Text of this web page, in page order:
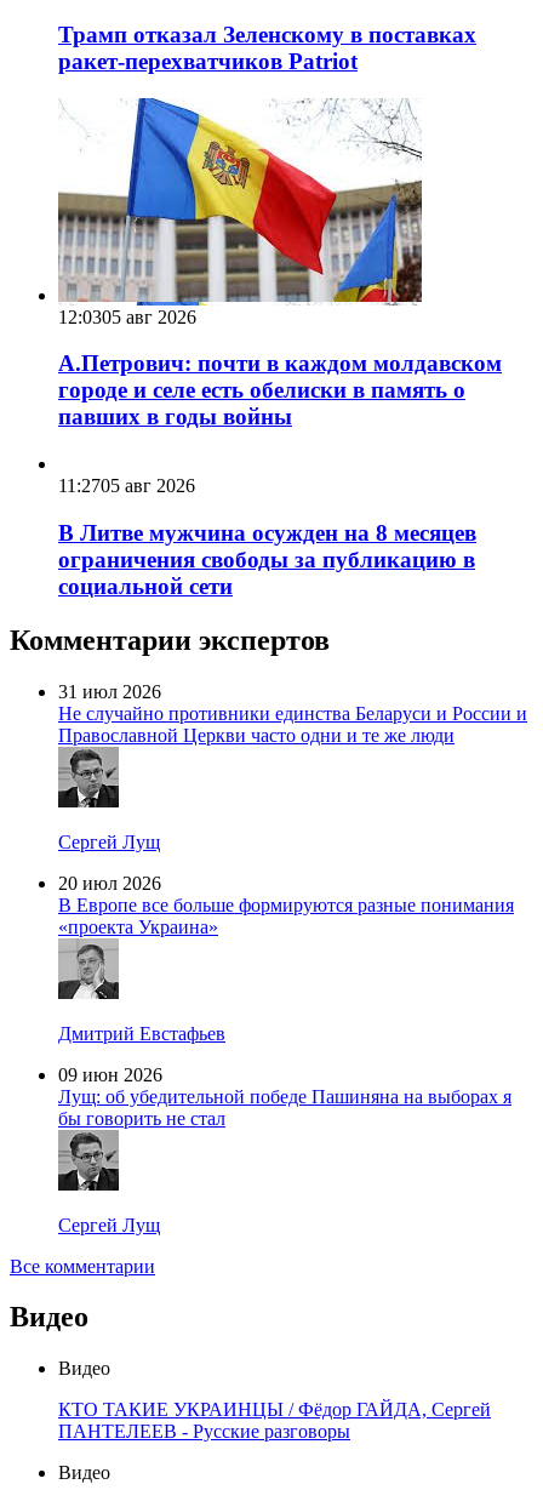
Трамп отказал Зеленскому в поставках
ракет-перехватчиков Patriot
12:0305 авг 2026
А.Петрович: почти в каждом молдавском
городе и селе есть обелиски в память о
павших в годы войны
11:2705 авг 2026
В Литве мужчина осужден на 8 месяцев
ограничения свободы за публикацию в
социальной сети
Комментарии экспертов
31 июл 2026
Не случайно противники единства Беларуси и России и
Православной Церкви часто одни и те же люди
Сергей Лущ
20 июл 2026
В Европе все больше формируются разные понимания
«проекта Украина»
Дмитрий Евстафьев
09 июн 2026
Лущ: об убедительной победе Пашиняна на выборах я
бы говорить не стал
Сергей Лущ
Все комментарии
Видео
Видео
КТО ТАКИЕ УКРАИНЦЫ / Фёдор ГАЙДА, Сергей
ПАНТЕЛЕЕВ - Русские разговоры
Видео